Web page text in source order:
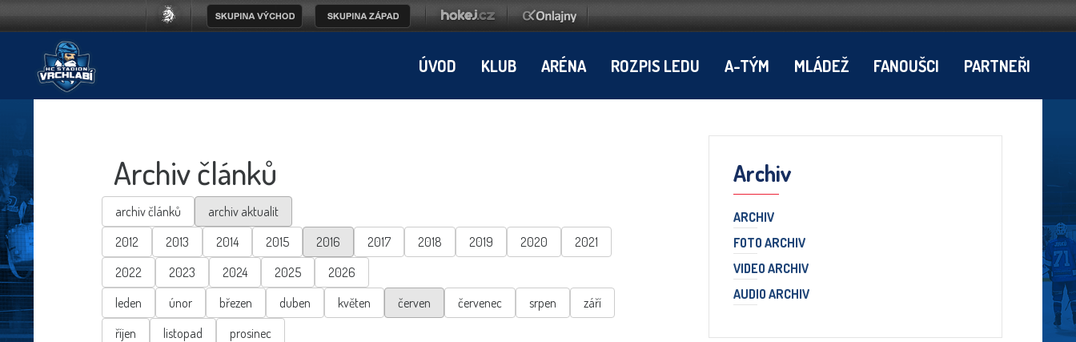
ÚVOD KLUB ARÉNA ROZPIS LEDU A-TÝM MLÁDEŽ FANOUŠCI PARTNEŘI
Archiv článků
archiv článků
archiv aktualit
2012
2013 2014 2015 2016 2017 2018 2019 2020
2021
2022
2023 2024 2025
2026
leden
únor březen duben květen červen červenec srpen
září
říjen
listopad
prosinec
Archiv
ARCHIV
FOTO ARCHIV
VIDEO ARCHIV
AUDIO ARCHIV